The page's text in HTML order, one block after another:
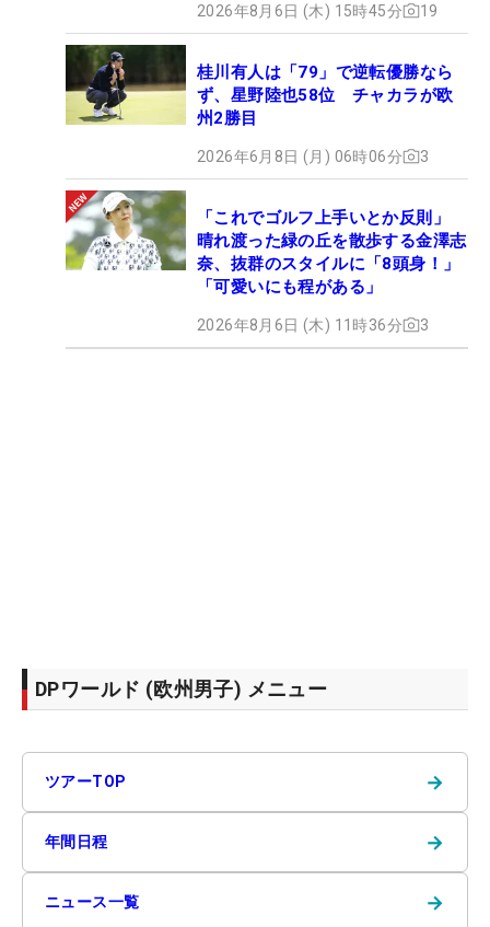
2026年8月6日 (木) 15時45分 19
桂川有人は「79」で逆転優勝なら
ず、星野陸也58位 チャカラが欧
州2勝目
2026年6月8日 (月) 06時06分 3
「これでゴルフ上手いとか反則」
晴れ渡った緑の丘を散歩する金澤志
奈、抜群のスタイルに「8頭身！」
「可愛いにも程がある」
2026年8月6日 (木) 11時36分 3
DPワールド (欧州男子) メニュー
ツアーTOP →
年間日程 →
ニュース一覧 →